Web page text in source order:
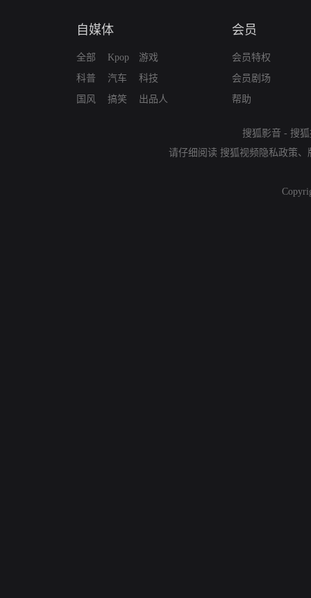
自媒体
全部
科普
国风
Kpop
汽车
搞笑
游戏
科技
出品人
会员
会员特权
会员剧场
帮助
搜狐影音 - 搜
请仔细阅读 搜狐视频隐私政策、